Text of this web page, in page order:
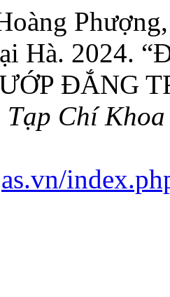
Hà. 2024.
ĐẮNG
Tạp Chí